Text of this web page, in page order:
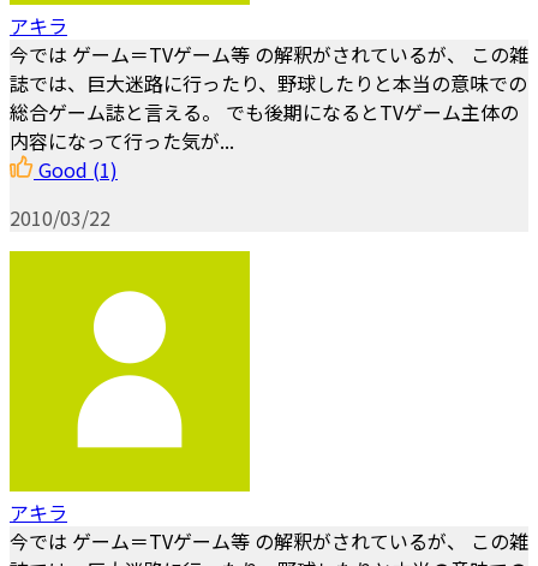
アキラ
今では ゲーム＝TVゲーム等 の解釈がされているが、 この雑
誌では、巨大迷路に行ったり、野球したりと本当の意味での
総合ゲーム誌と言える。 でも後期になるとTVゲーム主体の
内容になって行った気が...
Good (1)
2010/03/22
アキラ
今では ゲーム＝TVゲーム等 の解釈がされているが、 この雑